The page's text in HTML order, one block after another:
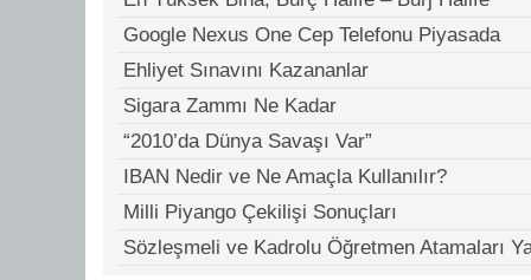
Google Nexus One Cep Telefonu Piyasada
Ehliyet Sınavını Kazananlar
Sigara Zammı Ne Kadar
“2010’da Dünya Savaşı Var”
IBAN Nedir ve Ne Amaçla Kullanılır?
Milli Piyango Çekilişi Sonuçları
Sözleşmeli ve Kadrolu Öğretmen Atamaları